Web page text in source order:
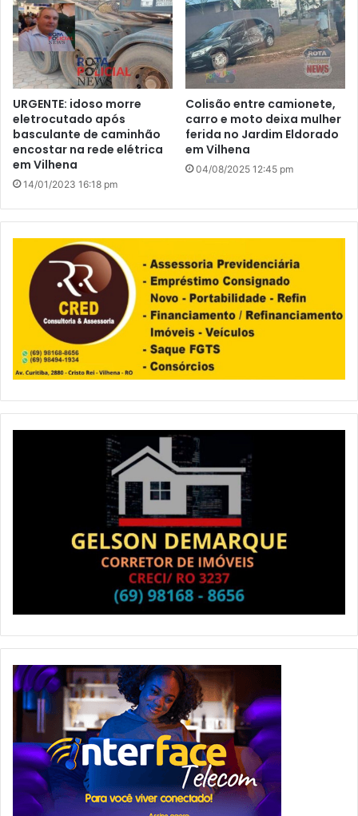
URGENTE: idoso morre
eletrocutado após
basculante de caminhão
encostar na rede elétrica
em Vilhena
14/01/2023 16:18 pm
Colisão entre camionete,
carro e moto deixa mulher
ferida no Jardim Eldorado
em Vilhena
04/08/2025 12:45 pm